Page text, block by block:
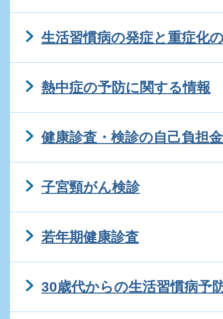
生活習慣病の発症と重症化
熱中症の予防に関する情報
健康診査・検診の自己負担
子宮頸がん検診
若年期健康診査
30歳代からの生活習慣病予